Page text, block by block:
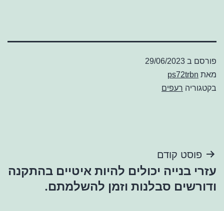
פורסם ב 29/06/2023
מאת ps72trbn
בקטגוריה רעפים
ניווט
פוסט קודם
עזרי בנייה יכולים להיות איטיים בהתקנה
ודורשים סבלנות וזמן להשלמתם.